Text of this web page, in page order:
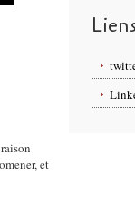
et
Liens